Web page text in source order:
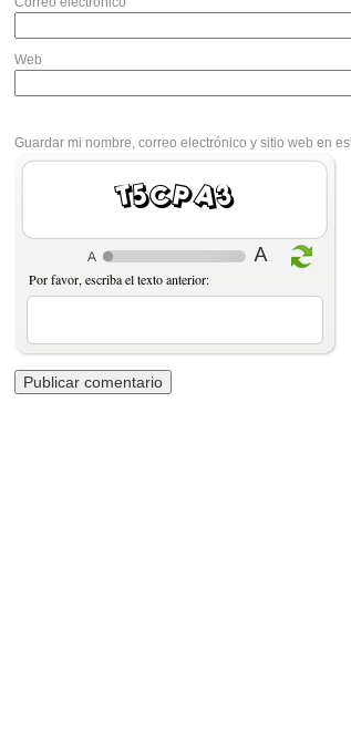
Web
Guardar mi nombre, correo electrónico y sitio web en
aCByHs
Por favor, escriba el texto anterior: